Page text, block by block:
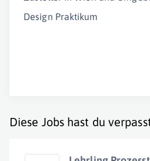
Design Praktikum
Diese Jobs hast du